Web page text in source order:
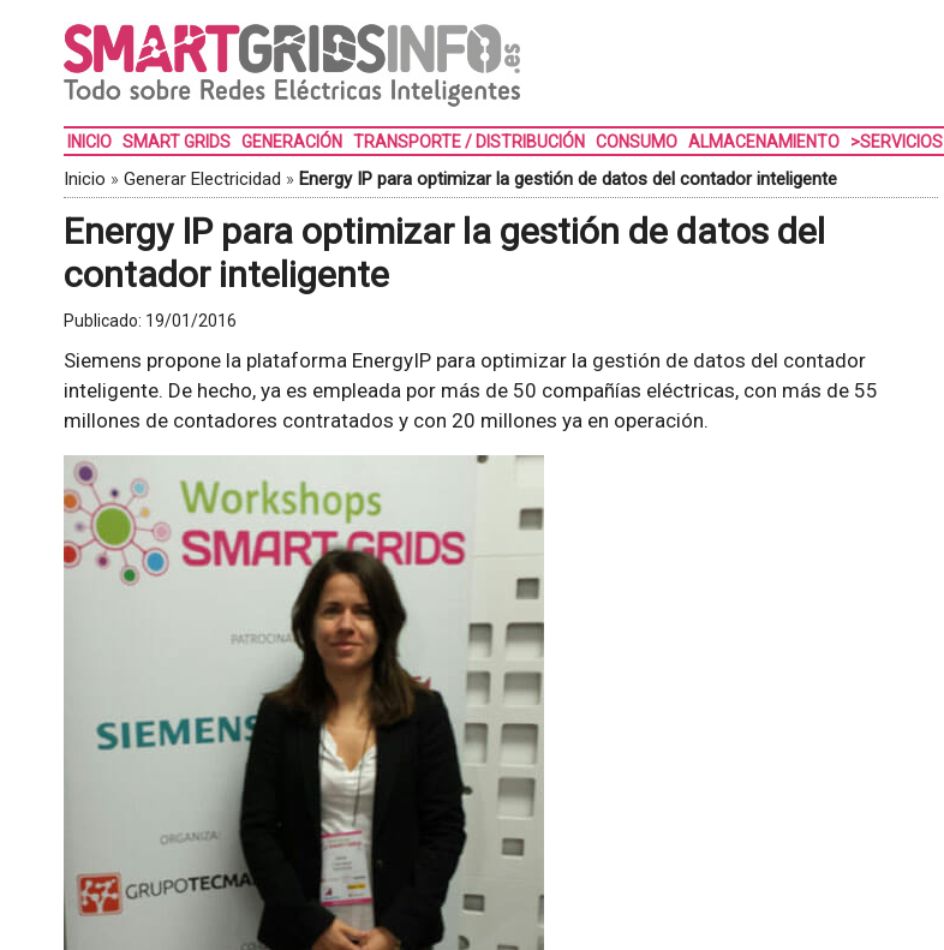
INICIO SMART GRIDS GENERACIÓN TRANSPORTE / DISTRIBUCIÓN CONSUMO ALMACENAMIENTO >SERVICIOS
Inicio » Generar Electricidad » Energy IP para optimizar la gestión de datos del contador inteligente
Energy IP para optimizar la gestión de datos del
contador inteligente
Publicado: 19/01/2016
Siemens propone la plataforma EnergyIP para optimizar la gestión de datos del contador
inteligente. De hecho, ya es empleada por más de 50 compañías eléctricas, con más de 55
millones de contadores contratados y con 20 millones ya en operación.